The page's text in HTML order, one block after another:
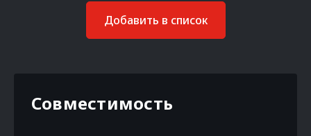
Добавить в список
Совместимость